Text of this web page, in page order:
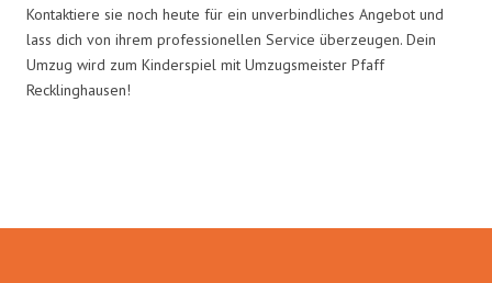
Kontaktiere sie noch heute für ein unverbindliches Angebot und
lass dich von ihrem professionellen Service überzeugen. Dein
Umzug wird zum Kinderspiel mit Umzugsmeister Pfaff
Recklinghausen!